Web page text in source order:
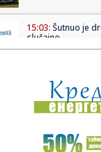
15:03: Šutnuo je
slučajno ...
15:03:Novi
FOTO
15:01:OpenAI na
influensere